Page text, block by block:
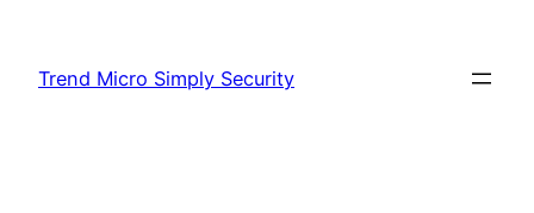
content
Trend Micro Simply Security